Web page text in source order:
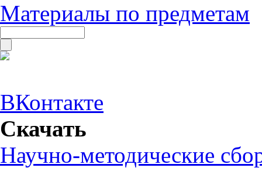
Материалы по предметам
ВКонтакте
Скачать
Научно-методические